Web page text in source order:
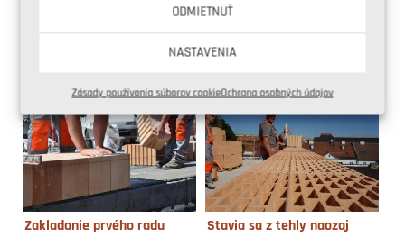
ODMIETNUŤ
NASTAVENIA
Zásady používania súborov cookieOchrana osobných údajov
pozemku? Vyrieši to čistička
pozemku: Kedy je vhodná
Zakladanie prvého radu
Stavia sa z tehly naozaj